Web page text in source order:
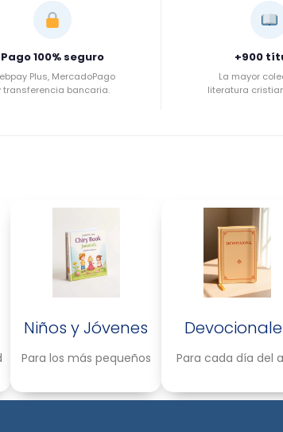
Pago 100% seguro
Plus, MercadoPago
transferencia bancaria.
+900
La mayor
literatura
Niños y Jóvenes
Para los más pequeños Para cada día del